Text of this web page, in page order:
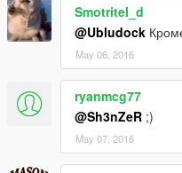
Smotritel_d
@Ubludock
May 06, 2016
ryanmcg77
@Sh3nZeR ;)
May 07, 2016